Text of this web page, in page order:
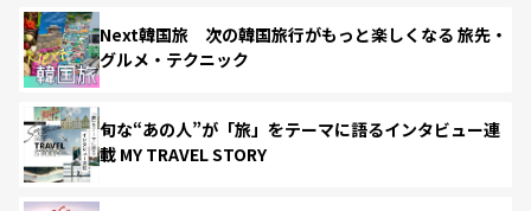
Next韓国旅 次の韓国旅行がもっと楽しくなる 旅先・
グルメ・テクニック
旬な“あの人”が「旅」をテーマに語るインタビュー連
載 MY TRAVEL STORY